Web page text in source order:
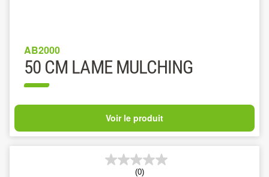
AB2000
50 CM LAME MULCHING
Voir le produit
(0)